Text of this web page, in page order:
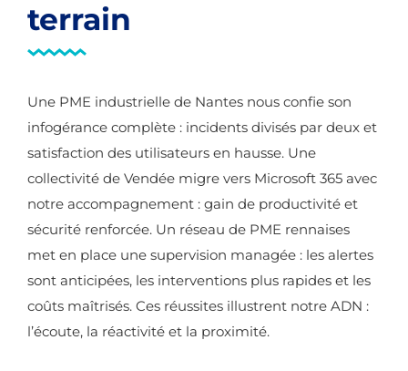
terrain
Une PME industrielle de Nantes nous confie son
infogérance complète : incidents divisés par deux et
satisfaction des utilisateurs en hausse. Une
collectivité de Vendée migre vers Microsoft 365 avec
notre accompagnement : gain de productivité et
sécurité renforcée. Un réseau de PME rennaises
met en place une supervision managée : les alertes
sont anticipées, les interventions plus rapides et les
coûts maîtrisés. Ces réussites illustrent notre ADN :
l’écoute, la réactivité et la proximité.